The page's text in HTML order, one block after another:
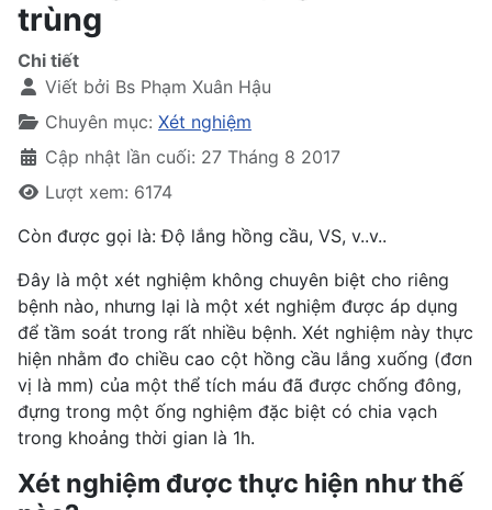
trùng
Chi tiết
Viết bởi Bs Phạm Xuân Hậu
Chuyên mục: Xét nghiệm
Cập nhật lần cuối: 27 Tháng 8 2017
Lượt xem: 6174
Còn được gọi là: Độ lắng hồng cầu, VS, v..v..
Đây là một xét nghiệm không chuyên biệt cho riêng
bệnh nào, nhưng lại là một xét nghiệm được áp dụng
để tầm soát trong rất nhiều bệnh. Xét nghiệm này thực
hiện nhằm đo chiều cao cột hồng cầu lắng xuống (đơn
vị là mm) của một thể tích máu đã được chống đông,
đựng trong một ống nghiệm đặc biệt có chia vạch
trong khoảng thời gian là 1h.
Xét nghiệm được thực hiện như thế